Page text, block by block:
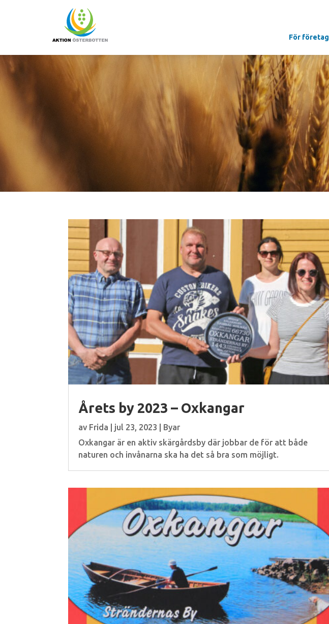
För företag
Årets by 2023 – Oxkangar
av Frida jul 23, 2023
Byar
Oxkangar är en aktiv skärgårdsby där jobbar de för att både
naturen och invånarna ska ha det så bra som möjligt.